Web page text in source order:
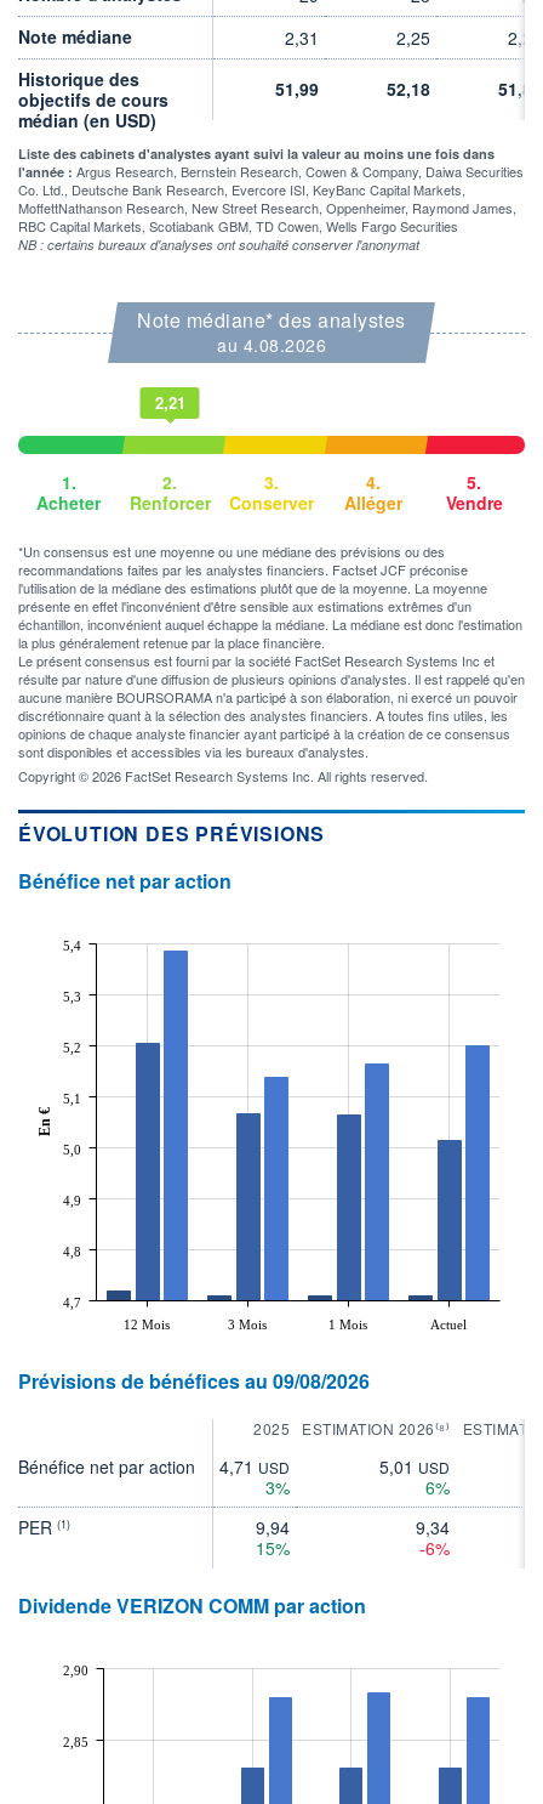
LIMITE À LA
48,660
LIMITE À LA
RENDEMENT
ESTIMÉ 2026
6,05% 9,34
DERNIER
ÉCHANGE
07.08.26 / 21:59:59
+ PORTEFEUILLE
Note médiane
2,31 2,25
2,28
Historique des
objectifs de cours
médian (en USD)
51,99 52,18 51,89
Liste des cabinets d'analystes ayant suivi la valeur au moins une fois dans
l'année : Argus Research, Bernstein Research, Cowen & Company, Daiwa Securities
Co. Ltd., Deutsche Bank Research, Evercore ISI, KeyBanc Capital Markets,
MoffettNathanson Research, New Street Research, Oppenheimer, Raymond James,
RBC Capital Markets, Scotiabank GBM, TD Cowen, Wells Fargo Securities
NB : certains bureaux d'analyses ont souhaité conserver l'anonymat
Note médiane* des analystes
au 4.08.2026
1.
Acheter
2,21
2.
Renforcer
3.
Conserver
4.
Alléger
5.
Vendre
*Un consensus est une moyenne ou une médiane des prévisions ou des
recommandations faites par les analystes financiers. Factset JCF préconise
l'utilisation de la médiane des estimations plutôt que de la moyenne. La moyenne
présente en effet l'inconvénient d'être sensible aux estimations extrêmes d'un
échantillon, inconvénient auquel échappe la médiane. La médiane est donc l'estimation
la plus généralement retenue par la place financière.
Le présent consensus est fourni par la société FactSet Research Systems Inc et
résulte par nature d'une diffusion de plusieurs opinions d'analystes. Il est rappelé qu'en
aucune manière BOURSORAMA n'a participé à son élaboration, ni exercé un pouvoir
discrétionnaire quant à la sélection des analystes financiers. A toutes fins utiles, les
opinions de chaque analyste financier ayant participé à la création de ce consensus
sont disponibles et accessibles via les bureaux d'analystes.
Copyright © 2026 FactSet Research Systems Inc. All rights reserved.
ÉVOLUTION DES PRÉVISIONS
Bénéfice net par action
12 Mois 3 Mois 1 Mois Actuel
4,7
4,8
4,9
5,0
5,1
5,2
5,3
5,4
En €
Prévisions de bénéfices au 09/08/2026
2025 ESTIMATION 2026⁽⁸⁾
Bénéfice net par action 4,71 USD
3%
5,01 USD
6%
PER (1)
9,94
15%
9,34
-6%
Dividende VERIZON COMM par action
2,85
2,90